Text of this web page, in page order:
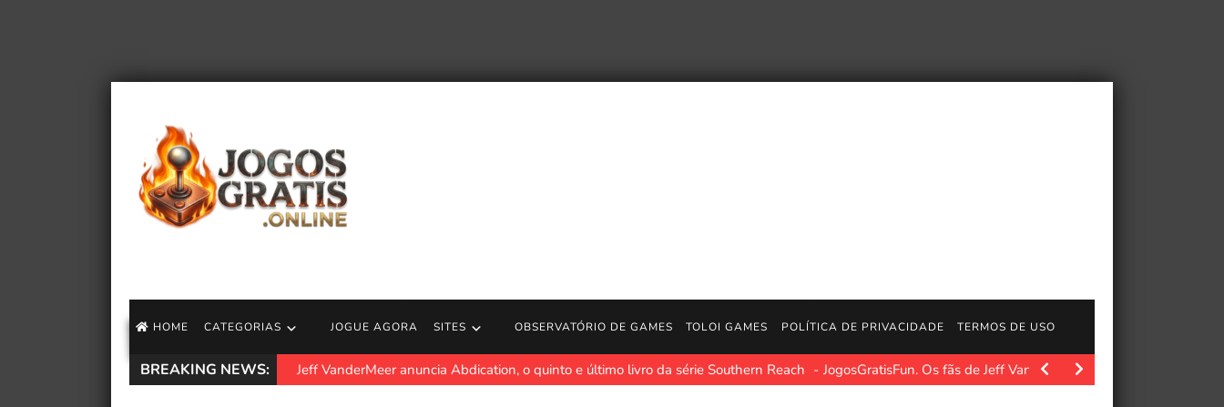
HOME CATEGORIAS JOGUE AGORA SITES OBSERVATÓRIO DE GAMES TOLOI GAMES POLÍTICA DE PRIVACIDADE TERMOS DE USO
BREAKING NEWS: Jeff VanderMeer anuncia Abdication, o quinto e último livro da série Southern Reach JogosGratisFun. Os fãs de Jeff VanderMeer e de sua…